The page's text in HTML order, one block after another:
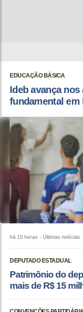
EDUCAÇÃO BÁSICA
Ideb avança
fundamental em
há 15 horas - Últimas notícias
DEPUTADO ESTADUAL
Patrimônio do
mais de R$ 15